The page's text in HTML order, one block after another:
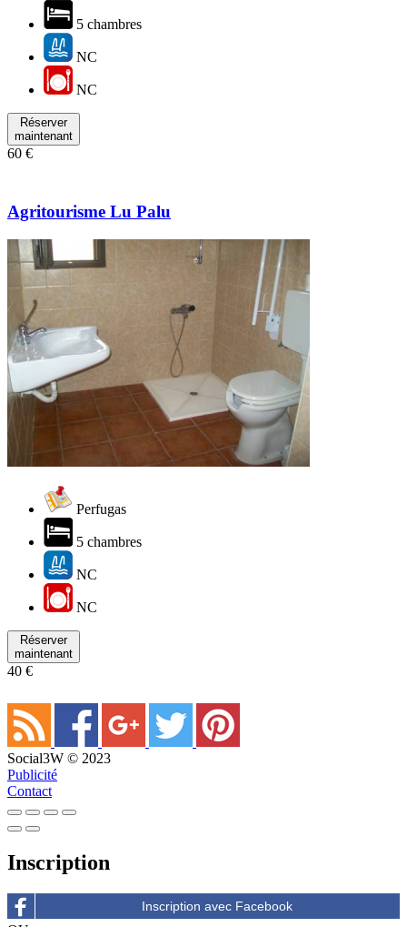
5 chambres
NC
NC
Réserver
maintenant
60 €
Agritourisme Lu Palu
Perfugas
5 chambres
NC
NC
Réserver
maintenant
40 €
Social3W © 2023
Publicité
Contact
Inscription